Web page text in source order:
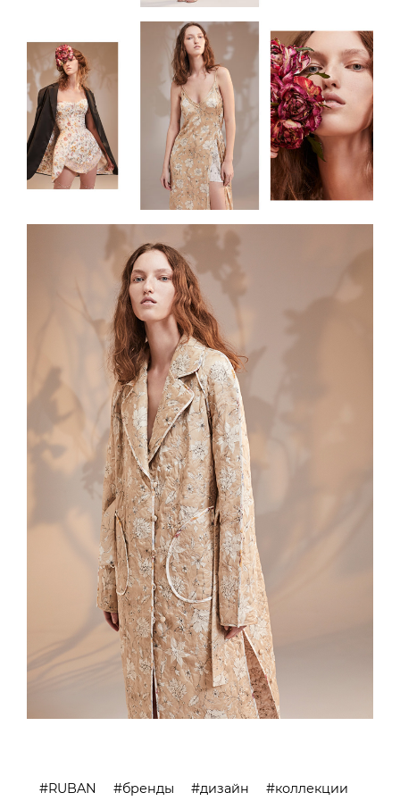
RUBAN бренды дизайн
коллекции